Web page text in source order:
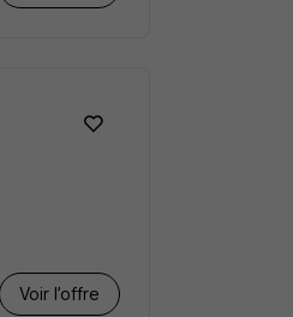
Voir l’offre